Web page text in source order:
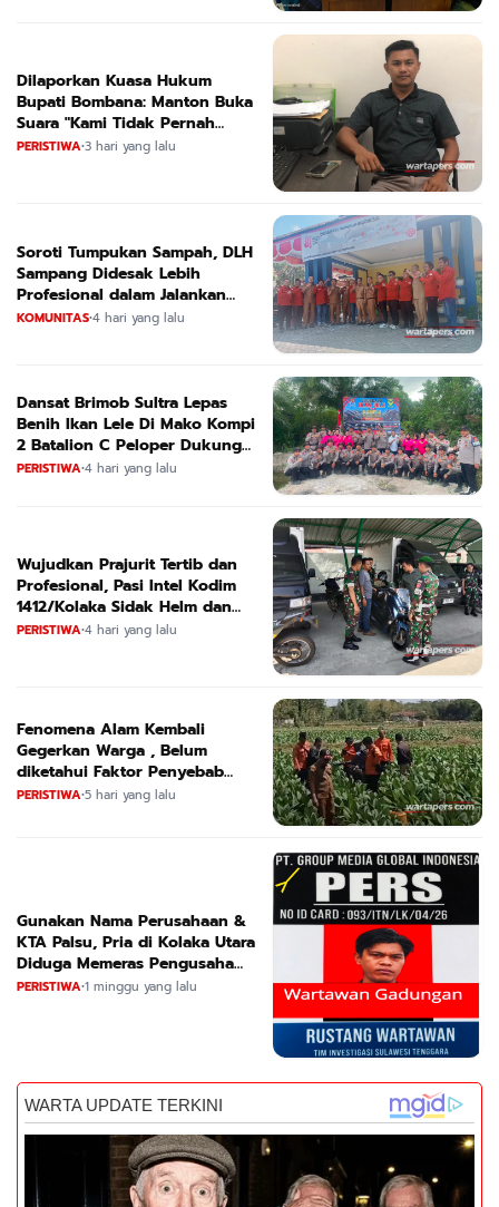
Dilaporkan Kuasa Hukum
Bupati Bombana: Manton Buka
Suara "Kami Tidak Pernah
Menutup Ruang Hak Jawab"
PERISTIWA•3 hari yang lalu
Soroti Tumpukan Sampah, DLH
Sampang Didesak Lebih
Profesional dalam Jalankan
Tugas
KOMUNITAS•4 hari yang lalu
Dansat Brimob Sultra Lepas
Benih Ikan Lele Di Mako Kompi
2 Batalion C Peloper Dukung
ketahanan Pangan Nasional
PERISTIWA•4 hari yang lalu
Wujudkan Prajurit Tertib dan
Profesional, Pasi Intel Kodim
1412/Kolaka Sidak Helm dan
Kendaraan
PERISTIWA•4 hari yang lalu
Fenomena Alam Kembali
Gegerkan Warga , Belum
diketahui Faktor Penyebab
Suara
PERISTIWA•5 hari yang lalu
Gunakan Nama Perusahaan &
KTA Palsu, Pria di Kolaka Utara
Diduga Memeras Pengusaha
Tambang dan Minyak
PERISTIWA•1 minggu yang lalu